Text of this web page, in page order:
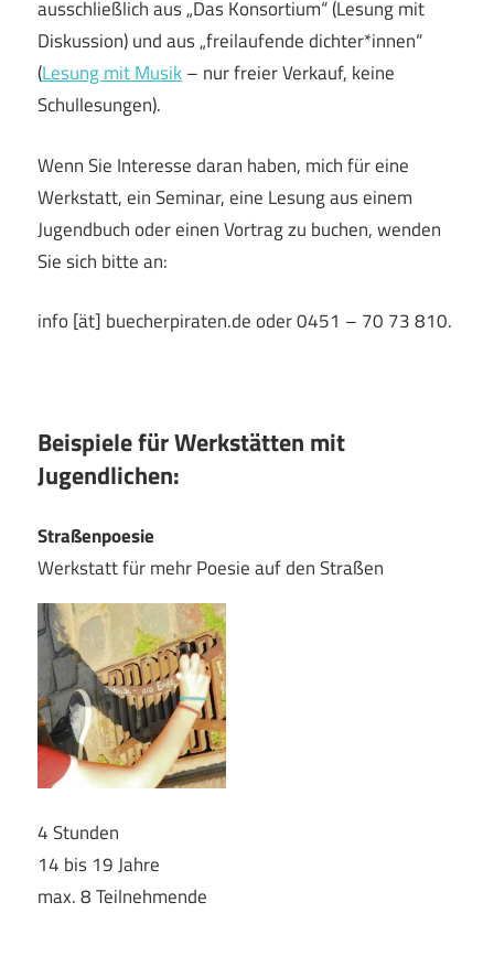
ausschließlich aus „Das Konsortium“ (Lesung mit
Diskussion) und aus „freilaufende dichter*innen“
(Lesung mit Musik– nur freier Verkauf, keine
Schullesungen).
Wenn Sie Interesse daran haben, mich für eine
Werkstatt, ein Seminar, eine Lesung aus einem
Jugendbuch oder einen Vortrag zu buchen, wenden
Sie sich bitte an:
info [ät] buecherpiraten.de oder 0451 – 70 73 810.
Beispiele für Werkstätten mit
Jugendlichen:
Straßenpoesie
Werkstatt für mehr Poesie auf den Straßen
4 Stunden
14 bis 19 Jahre
max. 8 Teilnehmende